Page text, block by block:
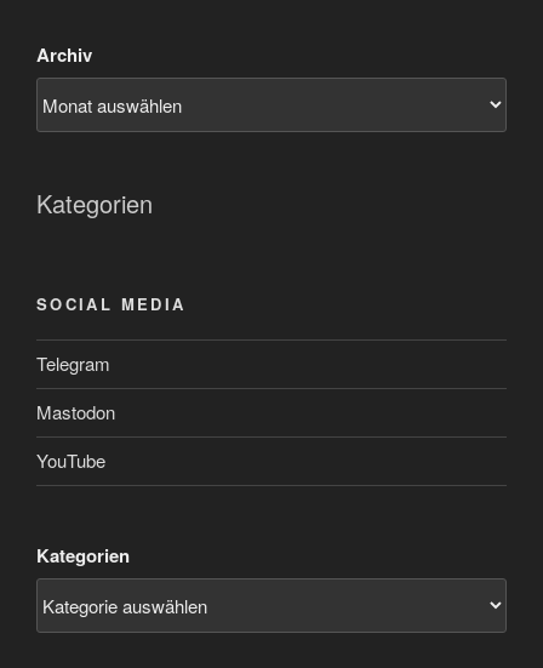
Archiv
Kategorien
SOCIAL MEDIA
Telegram
Mastodon
YouTube
Kategorien